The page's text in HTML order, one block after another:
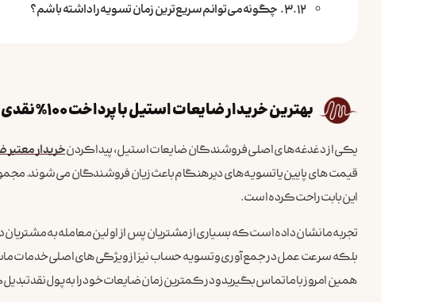
چگونه می‌توانم سریع‌ترین زمان تسویه را داشته باشم؟
بهترین خریدار ضایعات استیل با پرداخت 100% نقدی و فوری در تهران
یکی از دغدغه‌های اصلی فروشندگان ضایعات استیل، پیدا کردنخریدار
قیمت‌های پایین یا تسویه‌های دیرهنگام باعث زیان فروشندگان می‌شوند.
این بابت راحت کرده است.
تجربه ما نشان داده است که بسیاری از مشتریان پس از اولین معامله به
بلکه سرعت عمل در جمع‌آوری و تسویه حساب نیز از ویژگی‌های اصلی خدمات
همین امروز با ما تماس بگیرید و در کمترین زمان ضایعات خود را به پول نقد